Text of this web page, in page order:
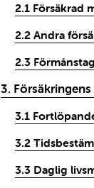
2.1 Försäkrad
2.2 Andra
2.3
3.
3.1
3.2
3.3 Daglig